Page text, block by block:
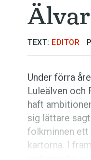
TEXT: EDITOR
Under förra
Luleälven och
haft
sig lättare
folkminnen ett
kartorna. I